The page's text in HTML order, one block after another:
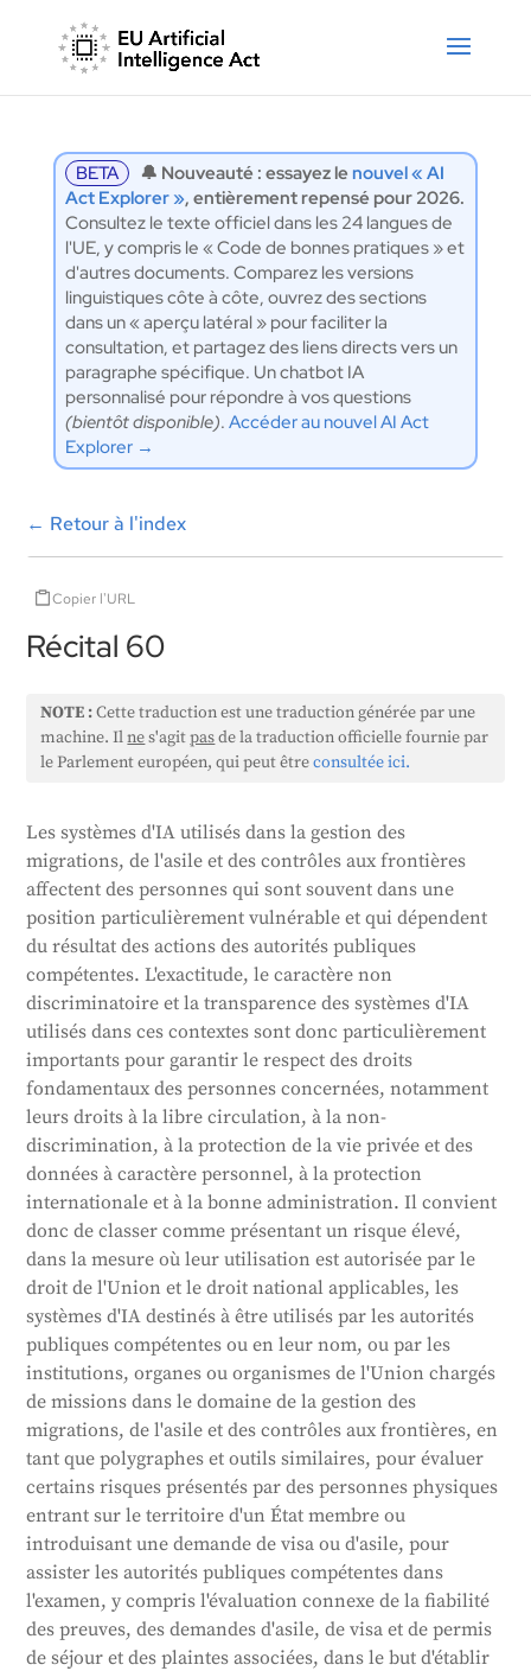
BETA 🔔 Nouveauté : essayez le nouvel « AI
Act Explorer », entièrement repensé pour 2026.
Consultez le texte officiel dans les 24 langues de
l'UE, y compris le « Code de bonnes pratiques » et
d'autres documents. Comparez les versions
linguistiques côte à côte, ouvrez des sections
dans un « aperçu latéral » pour faciliter la
consultation, et partagez des liens directs vers un
paragraphe spécifique. Un chatbot IA
personnalisé pour répondre à vos questions
(bientôt disponible). Accéder au nouvel AI Act
Explorer →
← Retour à l'index
Copier l'URL
Récital 60
NOTE :Cette traduction est une traduction générée par une
machine. Ilnes'agitpasde la traduction officielle fournie par
le Parlement européen, qui peut êtreconsultée ici.
Les systèmes d'IA utilisés dans la gestion des
migrations, de l'asile et des contrôles aux frontières
affectent des personnes qui sont souvent dans une
position particulièrement vulnérable et qui dépendent
du résultat des actions des autorités publiques
compétentes. L'exactitude, le caractère non
discriminatoire et la transparence des systèmes d'IA
utilisés dans ces contextes sont donc particulièrement
importants pour garantir le respect des droits
fondamentaux des personnes concernées, notamment
leurs droits à la libre circulation, à la non-
discrimination, à la protection de la vie privée et des
données à caractère personnel, à la protection
internationale et à la bonne administration. Il convient
donc de classer comme présentant un risque élevé,
dans la mesure où leur utilisation est autorisée par le
droit de l'Union et le droit national applicables, les
systèmes d'IA destinés à être utilisés par les autorités
publiques compétentes ou en leur nom, ou par les
institutions, organes ou organismes de l'Union chargés
de missions dans le domaine de la gestion des
migrations, de l'asile et des contrôles aux frontières, en
tant que polygraphes et outils similaires, pour évaluer
certains risques présentés par des personnes physiques
entrant sur le territoire d'un État membre ou
introduisant une demande de visa ou d'asile, pour
assister les autorités publiques compétentes dans
l'examen, y compris l'évaluation connexe de la fiabilité
des preuves, des demandes d'asile, de visa et de permis
de séjour et des plaintes associées, dans le but d'établir